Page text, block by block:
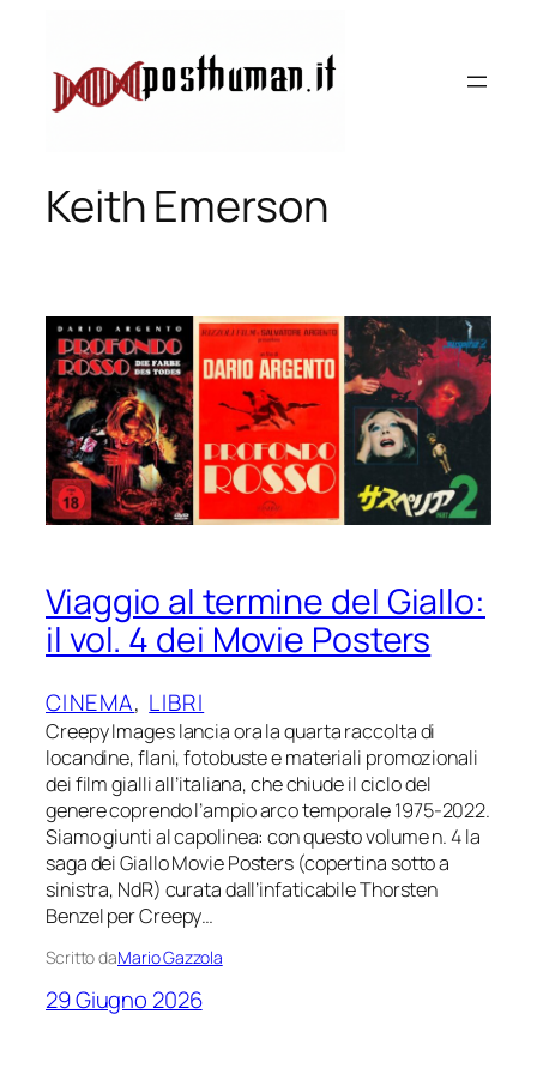
contenuto
Keith Emerson
Viaggio al termine del Giallo:
il vol. 4 dei Movie Posters
CINEMA, LIBRI
Creepy Images lancia ora la quarta raccolta di
locandine, flani, fotobuste e materiali promozionali
dei film gialli all’italiana, che chiude il ciclo del
genere coprendo l’ampio arco temporale 1975-2022.
Siamo giunti al capolinea: con questo volume n. 4 la
saga dei Giallo Movie Posters (copertina sotto a
sinistra, NdR) curata dall’infaticabile Thorsten
Benzel per Creepy…
Scritto daMario Gazzola
29 Giugno 2026